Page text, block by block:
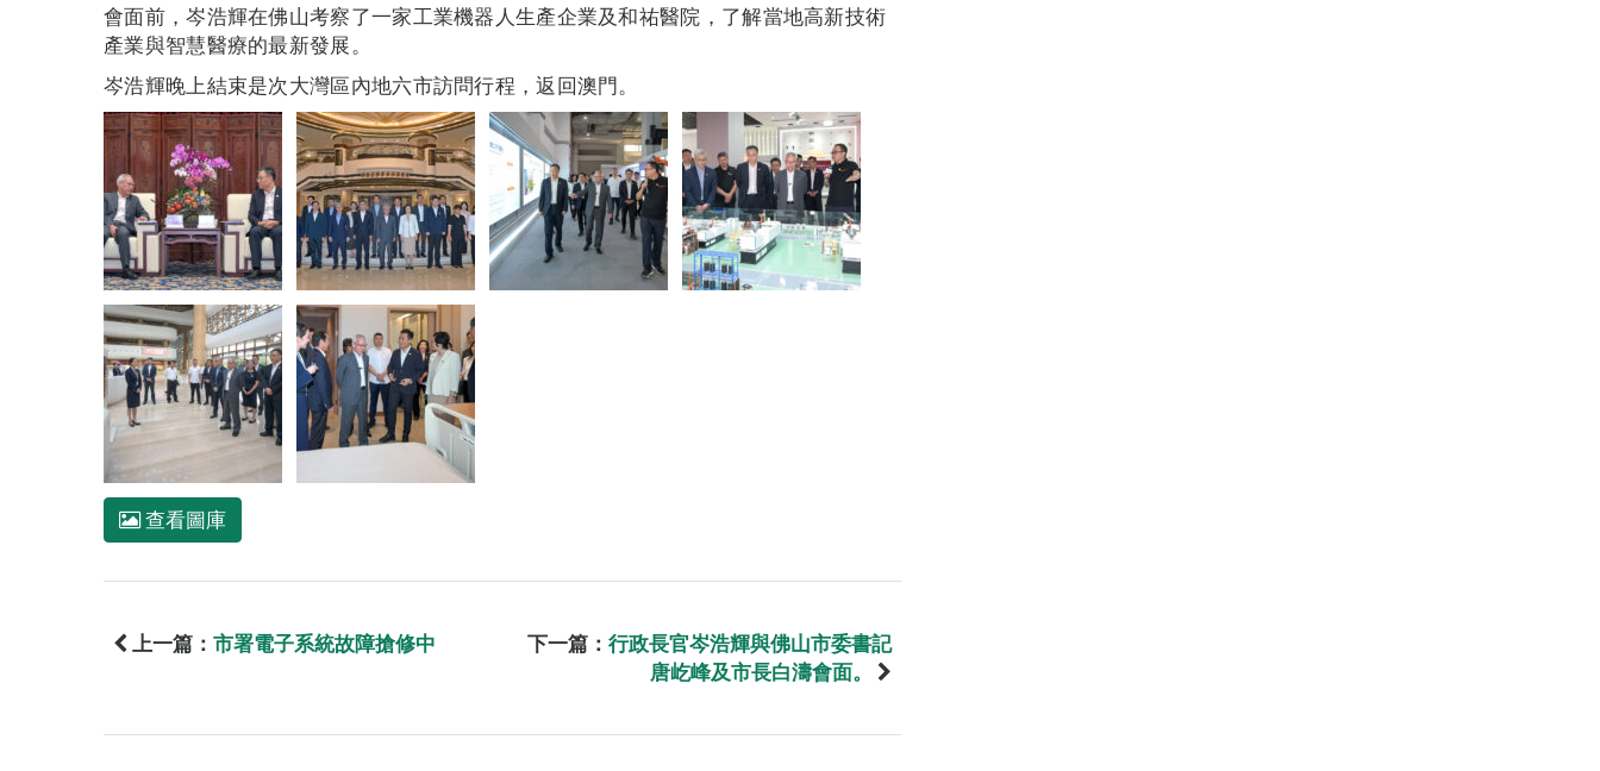
會面前，岑浩輝在佛山考察了一家工業機器人生產企業及和祐醫院，了解當地高新技術
產業與智慧醫療的最新發展。
岑浩輝晚上結束是次大灣區內地六市訪問行程，返回澳門。
查看圖庫
上一篇： 市署電子系統故障搶修中 下一篇： 行政長官岑浩輝與佛山市委書記
唐屹峰及市長白濤會面。